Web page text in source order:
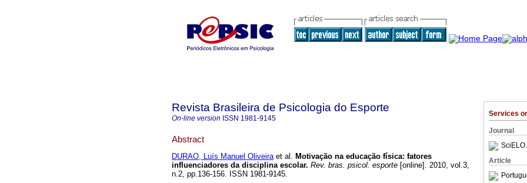
Services
Journal
SciELO
Article
Revista Brasileira de Psicologia do Esporte
On-line version ISSN 1981-9145
Abstract
DURAO, Luís Manuel Oliveiraet al. Motivação na educação física: fatores
influenciadores da disciplina escolar. Rev. bras. psicol. esporte [online]. 2010, vol.3,
n.2, pp.136-156. ISSN 1981-9145.